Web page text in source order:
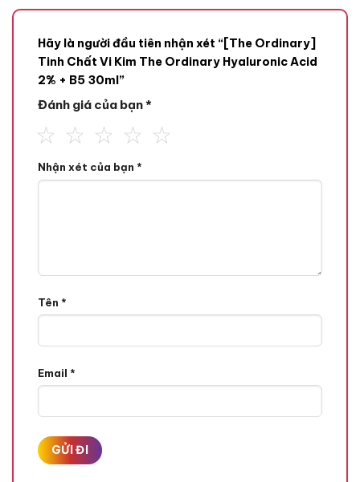
Hãy là người đầu tiên nhận xét “[The Ordinary]
Tinh Chất Vi Kim The Ordinary Hyaluronic Acid
2% + B5 30ml”
Đánh giá của bạn*
Nhận xét của bạn *
Tên *
Email *